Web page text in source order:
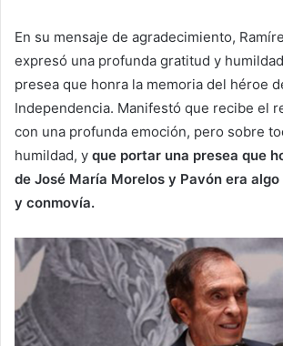
En su mensaje de agradecimiento,
expresó una profunda gratitud y
presea que honra la memoria del héroe
Independencia. Manifestó que recibe el
con una profunda emoción, pero sobre
humildad, y que portar una presea que
de José María Morelos y Pavón era
y conmovía.